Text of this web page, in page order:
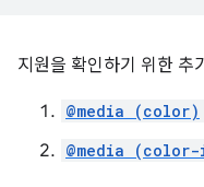
지원을 확인하기 위한 추
@media (color)
@media